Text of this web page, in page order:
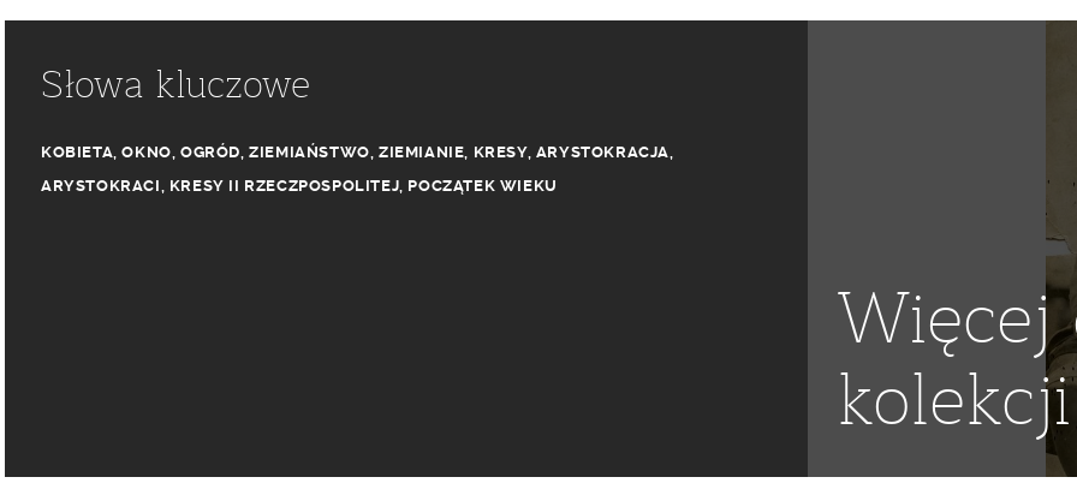
Słowa kluczowe
KOBIETA,OKNO,OGRÓD,ZIEMIAŃSTWO,ZIEMIANIE, KRESY, ARYSTOKRACJA,
ARYSTOKRACI, KRESY II RZECZPOSPOLITEJ, POCZĄTEK WIEKU
Więcej
kolekcji